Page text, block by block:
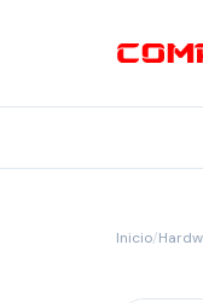
Inicio/